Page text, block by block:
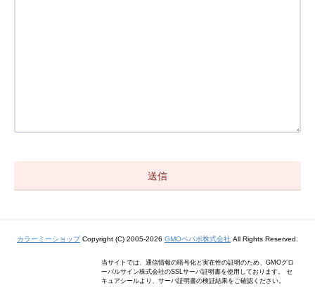
カラーミーショップCopyright (C) 2005-2026 GMOペパボ株式会社 All Rights Reserved.
当サイトでは、通信情報の暗号化と実在性の証明のため、GMOグロ
ーバルサイン株式会社のSSLサーバ証明書を使用しております。 セ
キュアシールより、サーバ証明書の検証結果をご確認ください。